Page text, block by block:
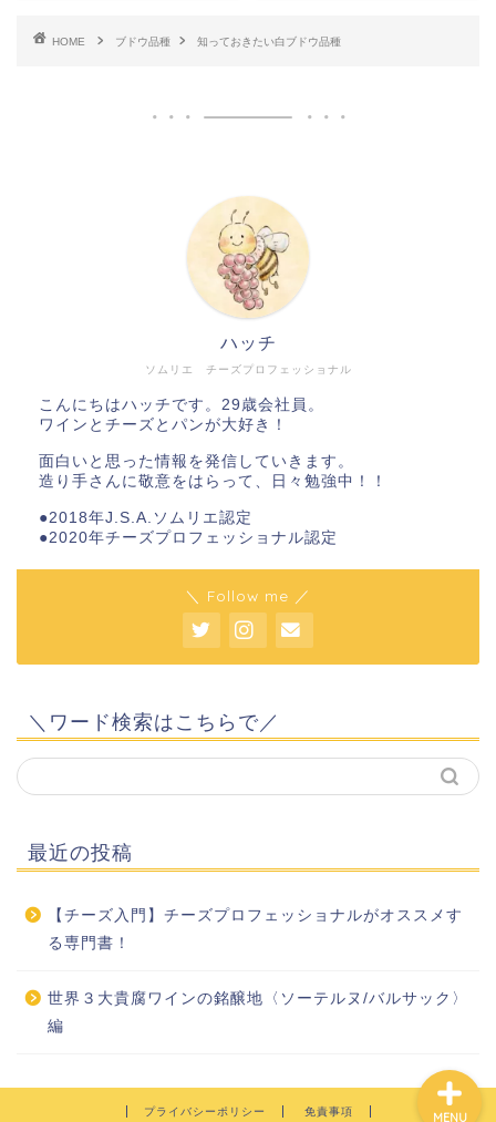
HOME ブドウ品種 知っておきたい白ブドウ品種
ソムリエ チーズプロフェッショナル
ハッチ
こんにちはハッチです。29歳会社員。
ワインとチーズとパンが大好き！
面白いと思った情報を発信していきます。
造り手さんに敬意をはらって、日々勉強中！！
●2018年J.S.A.ソムリエ認定
●2020年チーズプロフェッショナル認定
＼ Follow me ／
＼ワード検索はこちらで／
最近の投稿
【チーズ入門】チーズプロフェッショナルがオススメす
る専門書！
世界３大貴腐ワインの銘醸地〈ソーテルヌ/バルサック〉
編
プライバシーポリシー 免責事項 MENU
プロフィール
基本のブドウ品種
お問い合わせ